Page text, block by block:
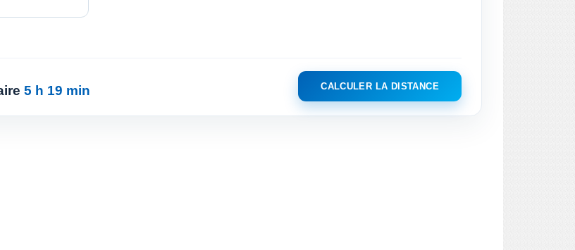
5 h 19 min CALCULER LA DISTANCE